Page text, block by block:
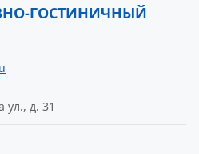
ГОСТИНИЧНЫЙ
ул., д. 31